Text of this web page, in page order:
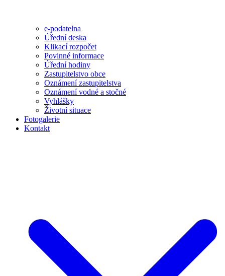
e-podatelna
Úřední deska
Klikací rozpočet
Povinné informace
Úřední hodiny
Zastupitelstvo obce
Oznámení zastupitelstva
Oznámení vodné a stočné
Vyhlášky
Životní situace
Fotogalerie
Kontakt